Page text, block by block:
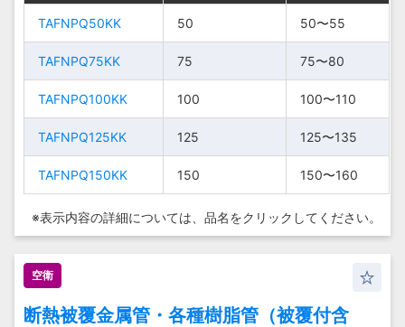
TAFNPQ50KK
55
75〜
TAFNPQ100KK
110
125〜
135
TAFNPQ150KK
TAFNPQ50KK 50 50〜55
TAFNPQ75KK 75 75〜80
TAFNPQ100KK 100 100〜110
TAFNPQ125KK 125 125〜135
TAFNPQ150KK 150 150〜160
TAFNPQ50KK
55
75〜
TAFNPQ100KK
110
125〜
135
TAFNPQ150KK
TAFNPQ50KK 50 50〜55
TAFNPQ75KK 75 75〜80
TAFNPQ100KK 100 100〜110
TAFNPQ125KK 125 125〜135
TAFNPQ150KK 150 150〜160
※表示内容の詳細については、 品名をクリックしてください。
空衛
断熱被覆金属管・各種樹脂管（被覆付含